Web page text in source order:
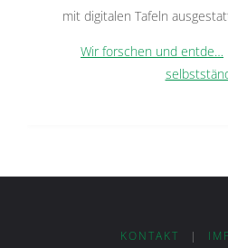
mit digitalen Tafeln
Wir forschen und entde…
KONTAKT |